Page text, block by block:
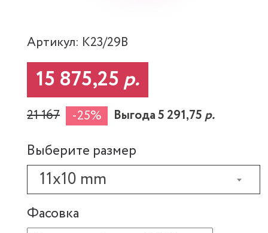
Артикул: K23/29B
15 875,25 р.
21 167 -25% Выгода 5 291,75р.
Выберите размер
11x10 mm
Фасовка